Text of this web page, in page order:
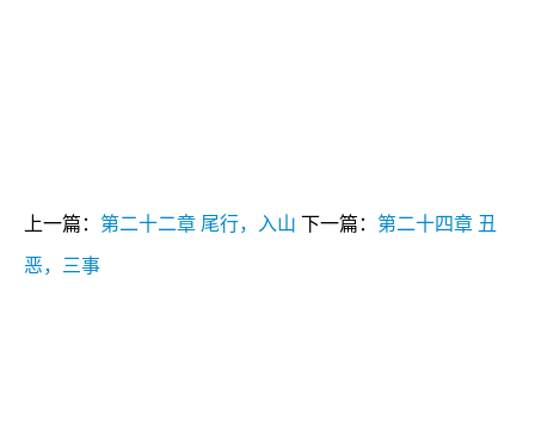
上一篇： 第二十二章 尾行，入山 下一篇： 第二十四章 丑
恶，三事